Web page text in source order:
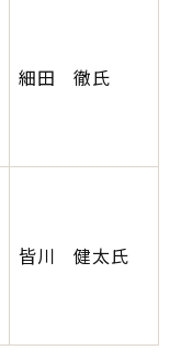
細田 徹氏
皆川 健太氏